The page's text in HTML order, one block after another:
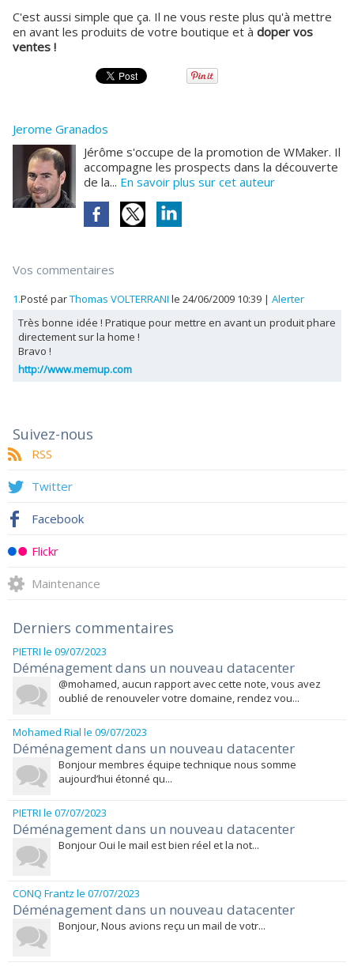
C'est aussi simple que ça. Il ne vous reste plus qu'à mettre
en avant les produits de votre boutique et à doper vos
ventes !
Jerome Granados
Jérôme s'occupe de la promotion de WMaker. Il
accompagne les prospects dans la découverte
de la... En savoir plus sur cet auteur
Vos commentaires
1.Posté parThomas VOLTERRANI le 24/06/2009 10:39 | Alerter
Très bonne idée ! Pratique pour mettre en avant un produit phare
directement sur la home !
Bravo !
http://www.memup.com
Suivez-nous
RSS
Twitter
Facebook
Flickr
Maintenance
Derniers commentaires
PIETRI le 09/07/2023
Déménagement dans un nouveau datacenter
@mohamed, aucun rapport avec cette note, vous avez
oublié de renouveler votre domaine, rendez vou...
Mohamed Rial le 09/07/2023
Déménagement dans un nouveau datacenter
Bonjour membres équipe technique nous somme
aujourd’hui étonné qu...
PIETRI le 07/07/2023
Déménagement dans un nouveau datacenter
Bonjour Oui le mail est bien réel et la not...
CONQ Frantz le 07/07/2023
Déménagement dans un nouveau datacenter
Bonjour, Nous avions reçu un mail de votr...